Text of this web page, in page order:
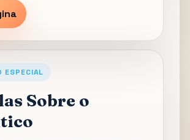
ESPECIAL
Sobre o